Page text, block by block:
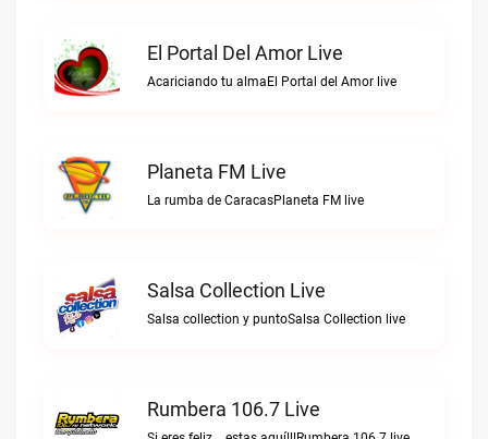
El Portal Del Amor Live
Acariciando tu almaEl Portal del Amor live
Planeta FM Live
La rumba de CaracasPlaneta FM live
Salsa Collection Live
Salsa collection y puntoSalsa Collection live
Rumbera 106.7 Live